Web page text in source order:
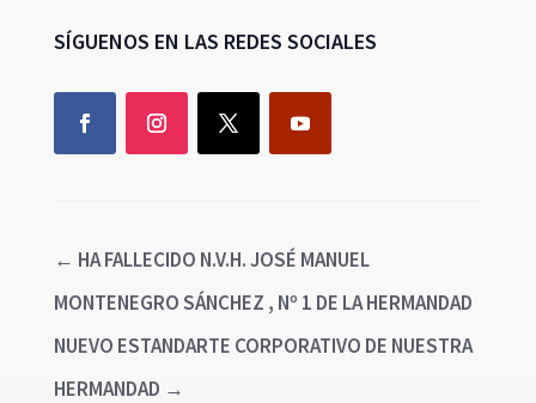
SÍGUENOS EN LAS REDES SOCIALES
← HA FALLECIDO N.V.H. JOSÉ MANUEL
MONTENEGRO SÁNCHEZ , Nº 1 DE LA HERMANDAD
NUEVO ESTANDARTE CORPORATIVO DE NUESTRA
HERMANDAD →